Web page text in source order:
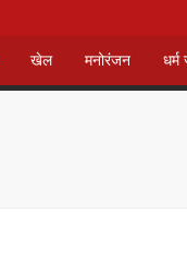
खेल मनोरंजन धर्म